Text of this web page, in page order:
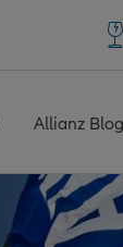
Allianz Blog